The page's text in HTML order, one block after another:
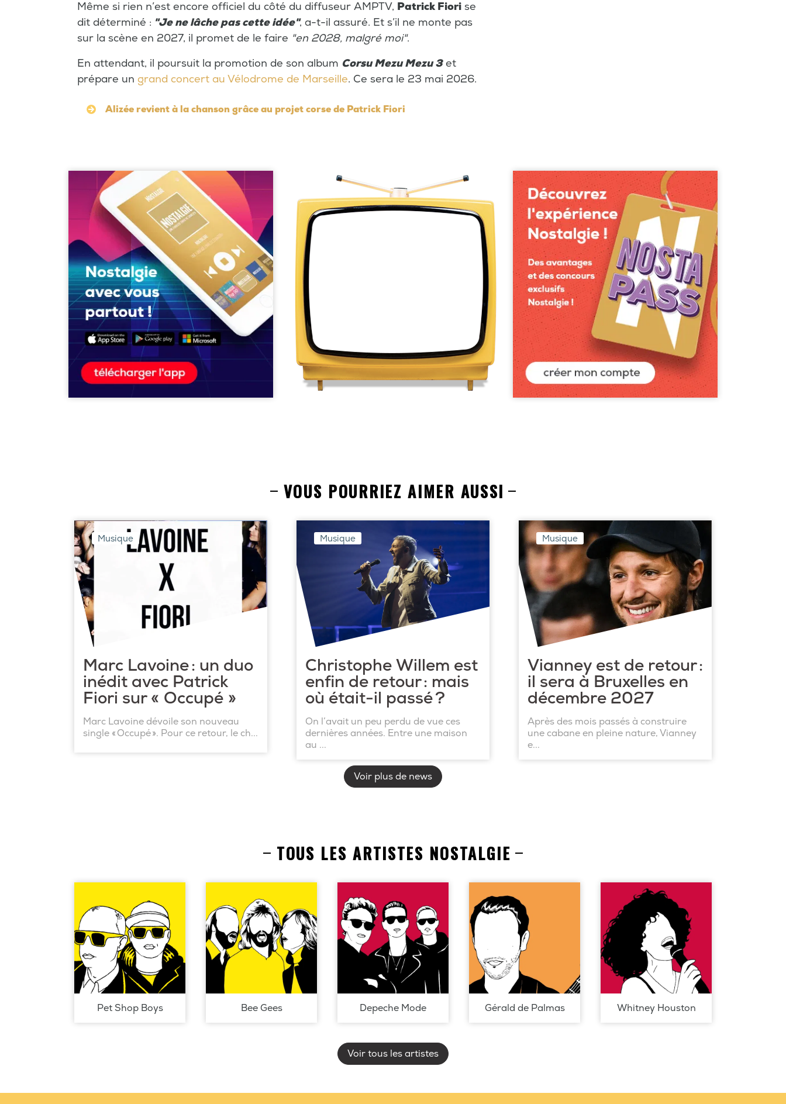
Même si rien n’est encore officiel du côté du diffuseur AMPTV, Patrick Fiori se
dit déterminé : "Je ne lâche pas cette idée", a-t-il assuré. Et s’il ne monte pas
sur la scène en 2027, il promet de le faire "en 2028, malgré moi".
En attendant, il poursuit la promotion de son album Corsu Mezu Mezu 3et
prépare un grand concert au Vélodrome de Marseille. Ce sera le 23 mai 2026.
Alizée revient à la chanson grâce au projet corse de Patrick Fiori
VOUS POURRIEZ AIMER AUSSI
Musique
Marc Lavoine : un duo
inédit avec Patrick
Fiori sur « Occupé »
Marc Lavoine dévoile son nouveau
single « Occupé ». Pour ce retour, le ch...
Musique
Christophe Willem est
enfin de retour : mais
où était-il passé ?
On l’avait un peu perdu de vue ces
dernières années. Entre une maison
au ...
Musique
Vianney est de retour :
il sera à Bruxelles en
décembre 2027
Après des mois passés à construire
une cabane en pleine nature, Vianney
e...
Voir plus de news
TOUS LES ARTISTES NOSTALGIE
Pet Shop Boys Bee Gees Depeche Mode Gérald de Palmas Whitney Houston
Voir tous les artistes